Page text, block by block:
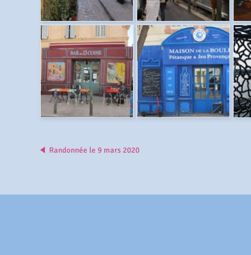
Randonnée le 9 mars 2020